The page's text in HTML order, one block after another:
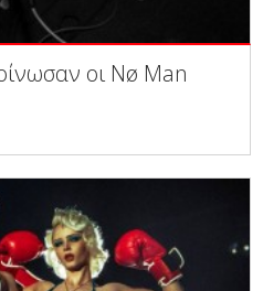
οι Nø Man